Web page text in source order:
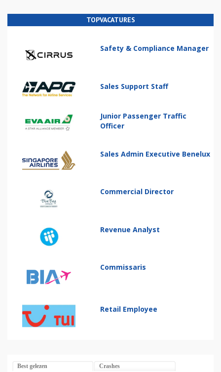
TOPVACATURES
Safety & Compliance Manager
Sales Support Staff
Junior Passenger Traffic
Officer
Sales Admin Executive Benelux
Commercial Director
Revenue Analyst
Commissaris
Retail Employee
Best gelezen Crashes